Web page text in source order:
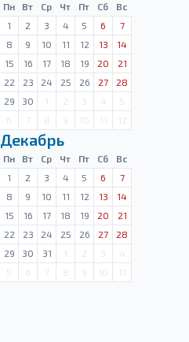
Пн Вт Ср Чт Пт Сб
Вс
1 2 3 4 5 6
7
8 9 10 11 12 13
14
15 16 17 18 19 20
21
22 23 24 25 26 27
28
29 30 1 2 3 4
5
6 7 8 9 10 11 12
Декабрь
Пн Вт Ср Чт Пт Сб
Вс
1 2 3 4 5 6
7
8 9 10 11 12 13
14
15 16 17 18 19 20
21
22 23 24 25 26 27
28
29 30 31 1 2 3
4
5 6 7 8 9 10 11